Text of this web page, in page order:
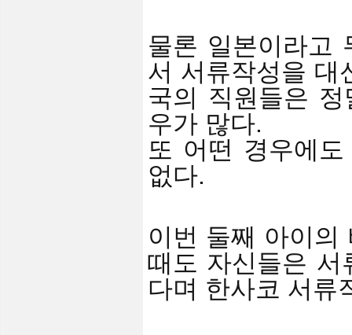
물론 일본이라고
서 서류작성을 대
국의 직원들은
우가 많다.
또 어떤 경우에
없다.
이번 둘째 아이의
때도 자신들은
다며 한사코 서류